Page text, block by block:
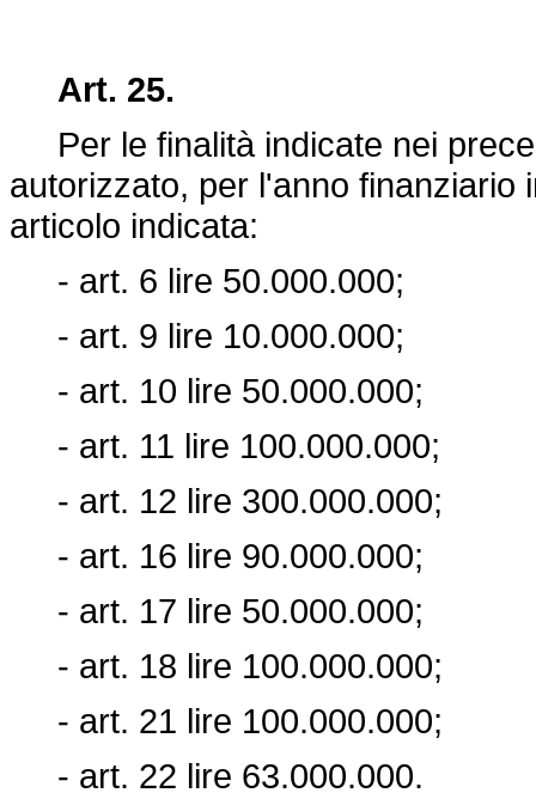
Art. 25.
Per le finalità indicate nei
autorizzato, per l'anno
articolo indicata:
- art. 6 lire 50.000.000;
- art. 9 lire 10.000.000;
- art. 10 lire 50.000.000;
- art. 11 lire 100.000.000;
- art. 12 lire 300.000.000;
- art. 16 lire 90.000.000;
- art. 17 lire 50.000.000;
- art. 18 lire 100.000.000;
- art. 21 lire 100.000.000;
- art. 22 lire 63.000.000.